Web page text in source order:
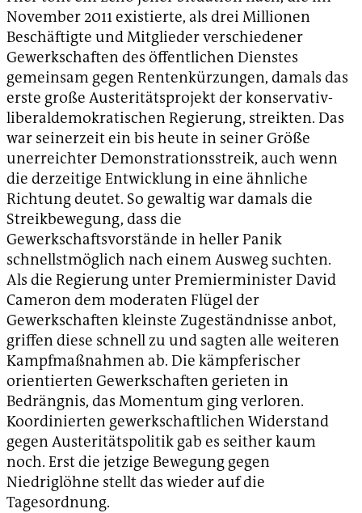
November 2011 existierte, als drei Millionen
Beschäftigte und Mitglieder verschiedener
Gewerkschaften des öffentlichen Dienstes
gemeinsam gegen Rentenkürzungen, damals das
erste große Austeritätsprojekt der konservativ-
liberaldemokratischen Regierung, streikten. Das
war seinerzeit ein bis heute in seiner Größe
unerreichter Demonstrationsstreik, auch wenn
die derzeitige Entwicklung in eine ähnliche
Richtung deutet. So gewaltig war damals die
Streikbewegung, dass die
Gewerkschaftsvorstände in heller Panik
schnellstmöglich nach einem Ausweg suchten.
Als die Regierung unter Premierminister David
Cameron dem moderaten Flügel der
Gewerkschaften kleinste Zugeständnisse anbot,
griffen diese schnell zu und sagten alle weiteren
Kampfmaßnahmen ab. Die kämpferischer
orientierten Gewerkschaften gerieten in
Bedrängnis, das Momentum ging verloren.
Koordinierten gewerkschaftlichen Widerstand
gegen Austeritätspolitik gab es seither kaum
noch. Erst die jetzige Bewegung gegen
Niedriglöhne stellt das wieder auf die
Tagesordnung.